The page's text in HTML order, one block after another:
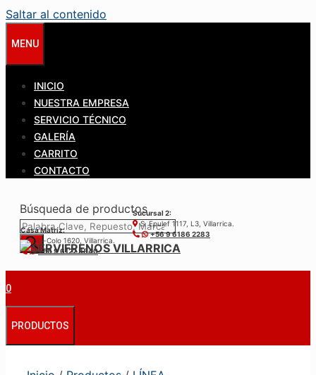
Saltar al contenido
MENU
INICIO
NUESTRA EMPRESA
SERVICIO TÉCNICO
GALERÍA
CARRITO
CONTACTO
Búsqueda de productos
Casa Matríz:
Colo-Colo 1620, Villarrica.
+56 9 6122 3840
Sucursal 2:
S. Epulef 1117, L3, Villarrica.
+56 9 6186 2283
0
PRODUCTOS